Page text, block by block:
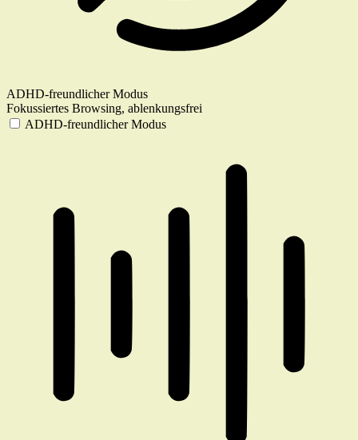
ADHD-freundlicher Modus
Fokussiertes Browsing, ablenkungsfrei
ADHD-freundlicher Modus